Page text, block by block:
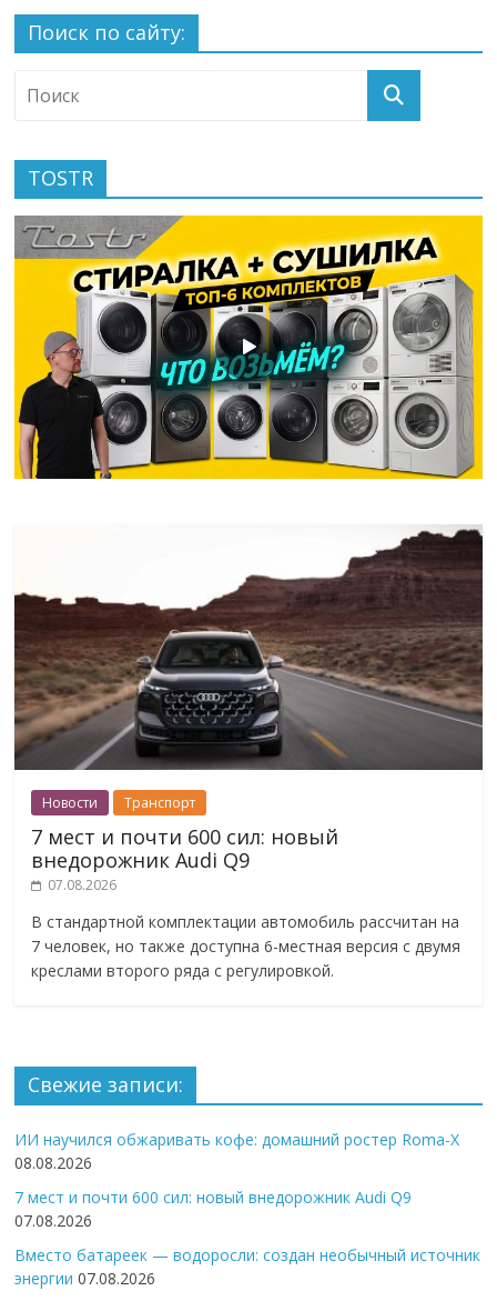
Поиск по сайту:
TOSTR
Новости Транспорт
7 мест и почти 600 сил: новый
внедорожник Audi Q9
07.08.2026
В стандартной комплектации автомобиль рассчитан на
7 человек, но также доступна 6-местная версия с двумя
креслами второго ряда с регулировкой.
Свежие записи:
ИИ научился обжаривать кофе: домашний ростер Roma-X
08.08.2026
7 мест и почти 600 сил: новый внедорожник Audi Q9
07.08.2026
Вместо батареек — водоросли: создан необычный источник
энергии 07.08.2026